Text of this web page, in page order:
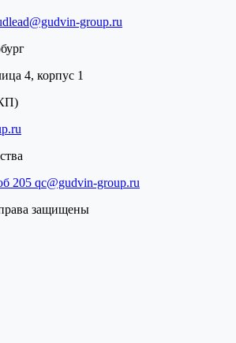
group.ru
4, корпус 1
205 qc@gudvin-group.ru
защищены